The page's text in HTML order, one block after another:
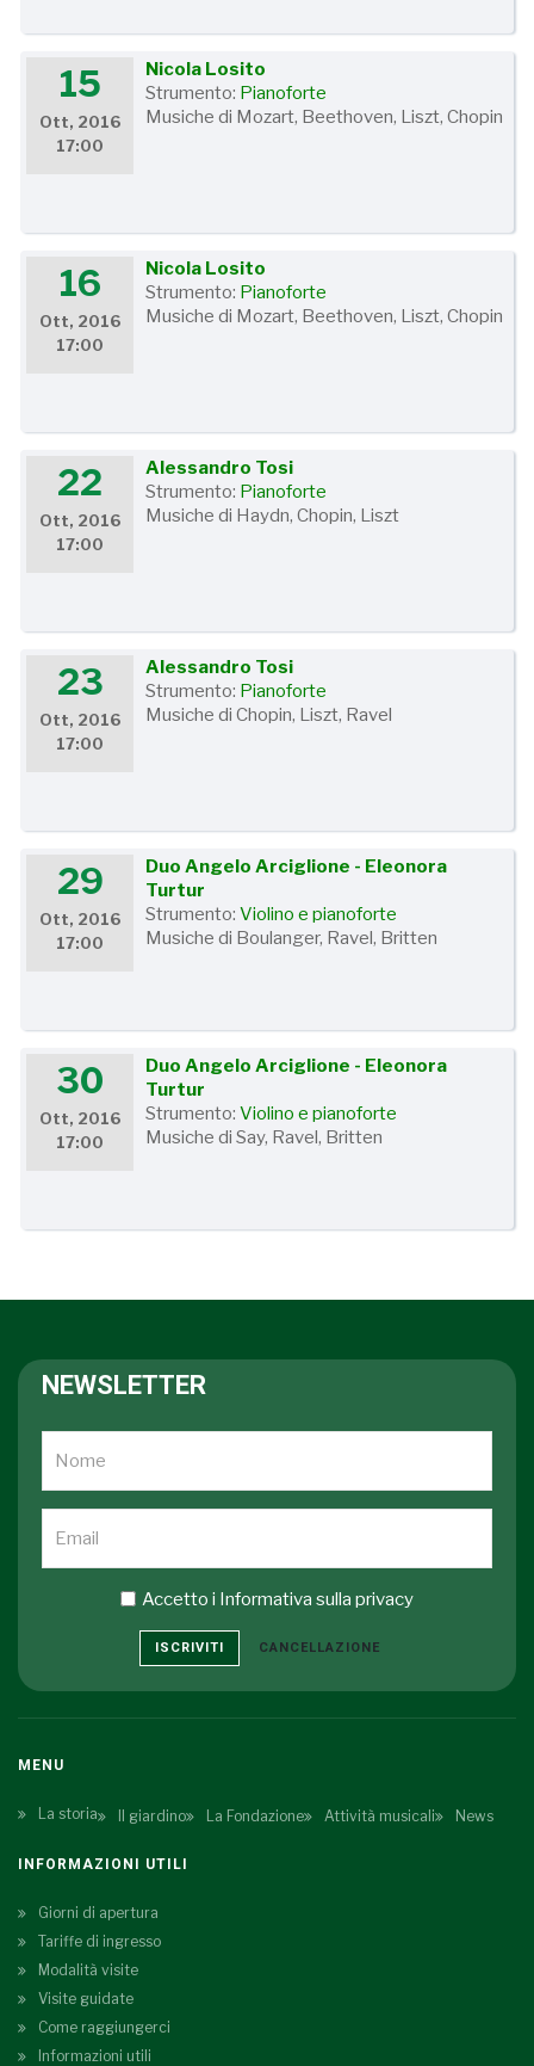
15
Ott, 2016
17:00
Nicola Losito
Strumento: Pianoforte
Musiche di Mozart, Beethoven, Liszt, Chopin
16
Ott, 2016
17:00
Nicola Losito
Strumento: Pianoforte
Musiche di Mozart, Beethoven, Liszt, Chopin
22
Ott, 2016
17:00
Alessandro Tosi
Strumento: Pianoforte
Musiche di Haydn, Chopin, Liszt
23
Ott, 2016
17:00
Alessandro Tosi
Strumento: Pianoforte
Musiche di Chopin, Liszt, Ravel
29
Ott, 2016
17:00
Duo Angelo Arciglione - Eleonora
Turtur
Strumento:Violino e pianoforte
Musiche di Boulanger, Ravel, Britten
30
Ott, 2016
17:00
Duo Angelo Arciglione - Eleonora
Turtur
Strumento:Violino e pianoforte
Musiche di Say, Ravel, Britten
NEWSLETTER
Accetto i Informativa sulla privacy
ISCRIVITI CANCELLAZIONE
MENU
La storia Il giardino La Fondazione Attività musicali News
INFORMAZIONI UTILI
Giorni di apertura
Tariffe di ingresso
Modalità visite
Visite guidate
Come raggiungerci
Informazioni utili